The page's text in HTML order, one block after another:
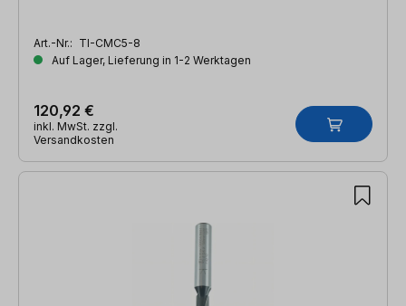
Art.-Nr.: TI-CMC5-8
Auf Lager, Lieferung in 1-2 Werktagen
120,92 €
inkl. MwSt. zzgl.
Versandkosten